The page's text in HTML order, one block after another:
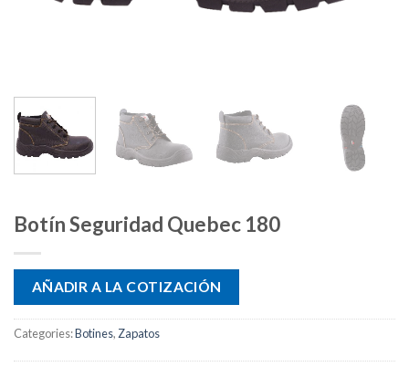
Botín Seguridad Quebec 180
AÑADIR A LA COTIZACIÓN
Categories:Botines,Zapatos